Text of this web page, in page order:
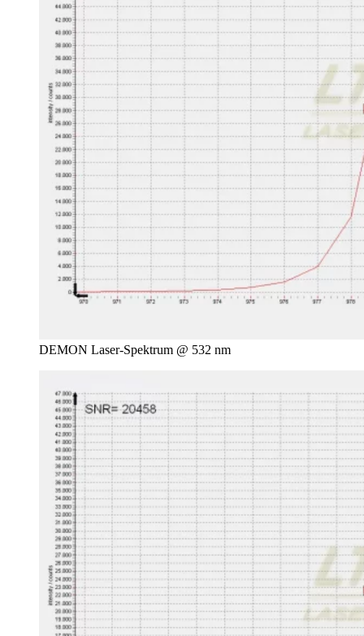
DEMON Laser-Spektrum @ 532 nm